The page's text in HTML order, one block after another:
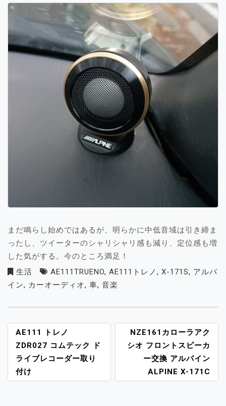
まだ鳴らし始めではあるが、明らかに中低音域は引き締ま
ったし、ツイーターのシャリシャリ感も減り、定位感も増
した気がする。今のところ満足！
生活
AE111TRUENO, AE111トレノ , X-171S, アルパ
イン, カーオーディオ, 車, 音楽
投
稿
ナ
ビ
ゲ
AE111 トレノ
ZDR027 コムテック ド
ライブレコーダー取り
付け
NZE161カローラアク
シオ フロントスピーカ
ー交換 アルパイン
ALPINE X-171C